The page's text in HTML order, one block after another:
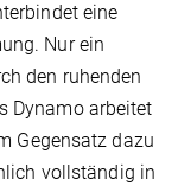
eine
Nur ein
den ruhenden
Dynamo arbeitet
Gegensatz dazu
vollständig in